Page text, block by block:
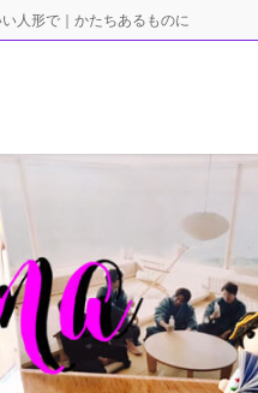
人形で｜かたちあるものに